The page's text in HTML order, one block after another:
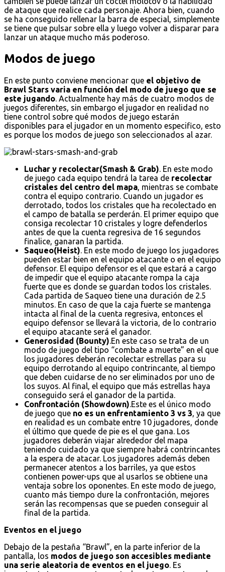
de ataque que realice cada personaje. Ahora bien, cuando
se ha conseguido rellenar la barra de especial, simplemente
se tiene que pulsar sobre ella y luego volver a disparar para
lanzar un ataque mucho más poderoso.
Modos de juego
En este punto conviene mencionar que el objetivo de
Brawl Stars varia en función del modo de juego que se
este jugando. Actualmente hay más de cuatro modos de
juegos diferentes, sin embargo el jugador en realidad no
tiene control sobre qué modos de juego estarán
disponibles para el jugador en un momento especifico, esto
es porque los modos de juego son seleccionados al azar.
Luchar y recolectar(Smash & Grab). En este modo
de juego cada equipo tendrá la tarea de recolectar
cristales del centro del mapa, mientras se combate
contra el equipo contrario. Cuando un jugador es
derrotado, todos los cristales que ha recolectado en
el campo de batalla se perderán. El primer equipo que
consiga recolectar 10 cristales y logre defenderlos
antes de que la cuenta regresiva de 16 segundos
finalice, ganaran la partida.
Saqueo(Heist). En este modo de juego los jugadores
pueden estar bien en el equipo atacante o en el equipo
defensor. El equipo defensor es el que estará a cargo
de impedir que el equipo atacante rompa la caja
fuerte que es donde se guardan todos los cristales.
Cada partida de Saqueo tiene una duración de 2.5
minutos. En caso de que la caja fuerte se mantenga
intacta al final de la cuenta regresiva, entonces el
equipo defensor se llevará la victoria, de lo contrario
el equipo atacante será el ganador.
Generosidad (Bounty).En este caso se trata de un
modo de juego del tipo “combate a muerte” en el que
los jugadores deberán recolectar estrellas para su
equipo derrotando al equipo contrincante, al tiempo
que deben cuidarse de no ser eliminados por uno de
los suyos. Al final, el equipo que más estrellas haya
conseguido será el ganador de la partida.
Confrontación (Showdown).Este es el único modo
de juego que no es un enfrentamiento 3 vs 3, ya que
en realidad es un combate entre 10 jugadores, donde
el último que quede de pie es el que gana. Los
jugadores deberán viajar alrededor del mapa
teniendo cuidado ya que siempre habrá contrincantes
a la espera de atacar. Los jugadores además deben
permanecer atentos a los barriles, ya que estos
contienen power-ups que al usarlos se obtiene una
ventaja sobre los oponentes. En este modo de juego,
cuanto más tiempo dure la confrontación, mejores
serán las recompensas que se pueden conseguir al
final de la partida.
Eventos en el juego
Debajo de la pestaña “Brawl”, en la parte inferior de la
pantalla, los modos de juego son accesibles mediante
una serie aleatoria de eventos en el juego. Es